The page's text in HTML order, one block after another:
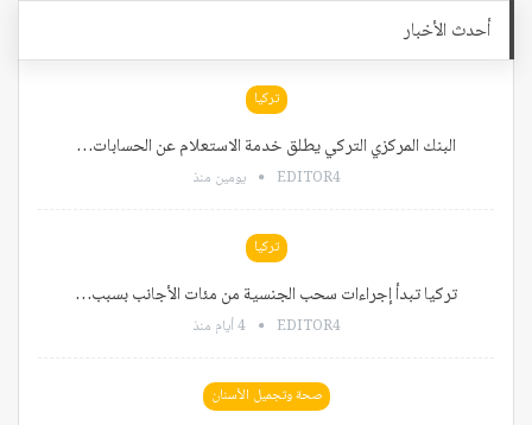
أحدث الأخبار
تركيا
البنك المركزي التركي يطلق خدمة الاستعلام عن الحسابات…
EDITOR4 يومين منذ
تركيا
تركيا تبدأ إجراءات سحب الجنسية من مئات الأجانب بسبب…
EDITOR4 4 أيام منذ
صحة وتجميل الأسنان